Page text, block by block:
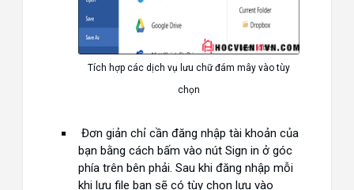
Tích hợp các dịch vụ lưu chữ đám mây vào tùy
chọn
Đơn giản chỉ cần đăng nhập tài khoản của
bạn bằng cách bấm vào nút Sign in ở góc
phía trên bên phải. Sau khi đăng nhập mỗi
khi lưu file bạn sẽ có tùy chọn lưu vào